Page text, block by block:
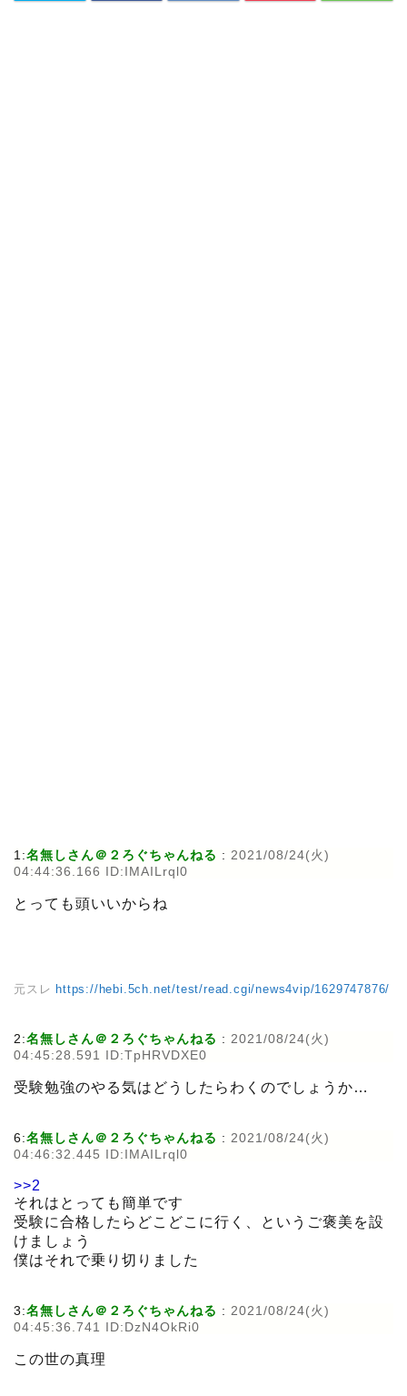
1:名無しさん＠２ろぐちゃんねる : 2021/08/24(火)
04:44:36.166 ID:IMAILrql0
とっても頭いいからね
元スレ https://hebi.5ch.net/test/read.cgi/news4vip/1629747876/
2:名無しさん＠２ろぐちゃんねる : 2021/08/24(火)
04:45:28.591 ID:TpHRVDXE0
受験勉強のやる気はどうしたらわくのでしょうか…
6:名無しさん＠２ろぐちゃんねる : 2021/08/24(火)
04:46:32.445 ID:IMAILrql0
>>2
それはとっても簡単です
受験に合格したらどこどこに行く、というご褒美を設
けましょう
僕はそれで乗り切りました
3:名無しさん＠２ろぐちゃんねる : 2021/08/24(火)
04:45:36.741 ID:DzN4OkRi0
この世の真理